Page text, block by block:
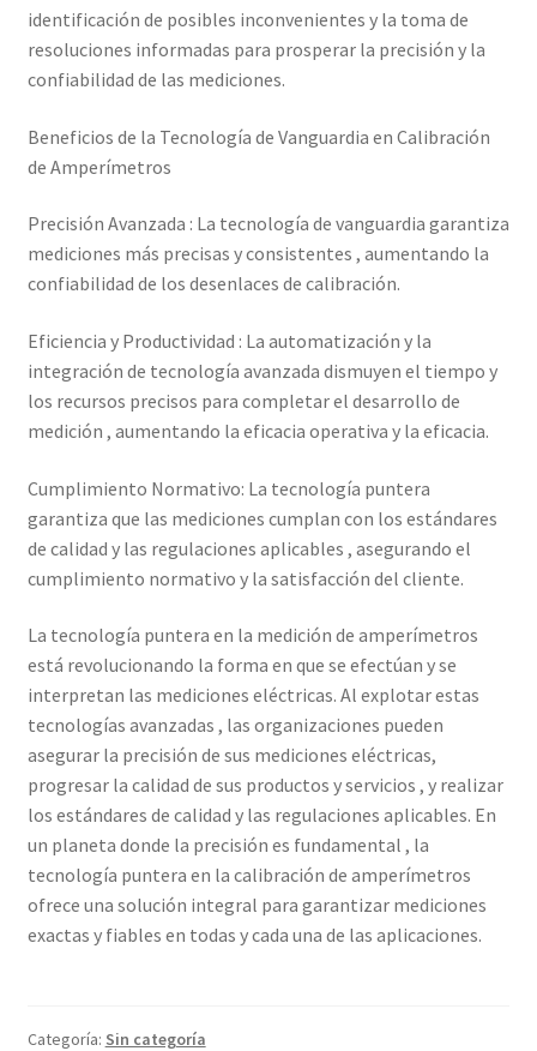
identificación de posibles inconvenientes y la toma de
resoluciones informadas para prosperar la precisión y la
confiabilidad de las mediciones.
Beneficios de la Tecnología de Vanguardia en Calibración
de Amperímetros
Precisión Avanzada : La tecnología de vanguardia garantiza
mediciones más precisas y consistentes , aumentando la
confiabilidad de los desenlaces de calibración.
Eficiencia y Productividad : La automatización y la
integración de tecnología avanzada dismuyen el tiempo y
los recursos precisos para completar el desarrollo de
medición , aumentando la eficacia operativa y la eficacia.
Cumplimiento Normativo: La tecnología puntera
garantiza que las mediciones cumplan con los estándares
de calidad y las regulaciones aplicables , asegurando el
cumplimiento normativo y la satisfacción del cliente.
La tecnología puntera en la medición de amperímetros
está revolucionando la forma en que se efectúan y se
interpretan las mediciones eléctricas. Al explotar estas
tecnologías avanzadas , las organizaciones pueden
asegurar la precisión de sus mediciones eléctricas,
progresar la calidad de sus productos y servicios , y realizar
los estándares de calidad y las regulaciones aplicables. En
un planeta donde la precisión es fundamental , la
tecnología puntera en la calibración de amperímetros
ofrece una solución integral para garantizar mediciones
exactas y fiables en todas y cada una de las aplicaciones.
Categoría: Sin categoría